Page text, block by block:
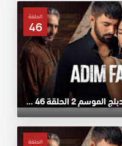
الحلقة
46
مسلسل اسمي فرح مدبلج الموسم 2 الحلقة 46 HD
الحلقة